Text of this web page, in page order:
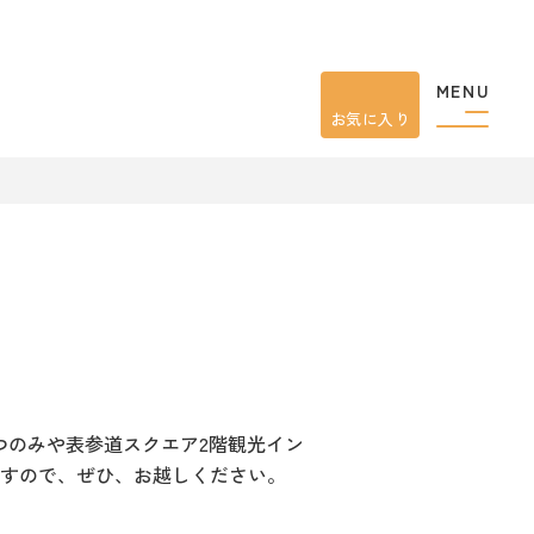
MENU
お気に入り
みや表参道スクエア2階観光イン
で、ぜひ、お越しください。